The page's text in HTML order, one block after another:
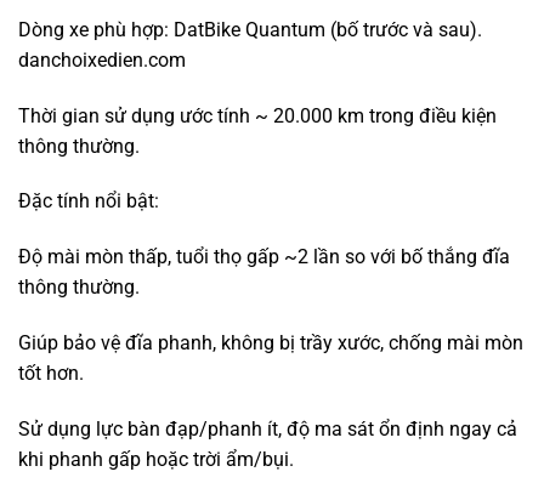
Dòng xe phù hợp: DatBike Quantum (bố trước và sau).
danchoixedien.com
Thời gian sử dụng ước tính ~ 20.000 km trong điều kiện
thông thường.
Đặc tính nổi bật:
Độ mài mòn thấp, tuổi thọ gấp ~2 lần so với bố thắng đĩa
thông thường.
Giúp bảo vệ đĩa phanh, không bị trầy xước, chống mài mòn
tốt hơn.
Sử dụng lực bàn đạp/phanh ít, độ ma sát ổn định ngay cả
khi phanh gấp hoặc trời ẩm/bụi.